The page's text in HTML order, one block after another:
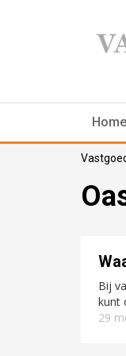
Home
Bij
kunt
29